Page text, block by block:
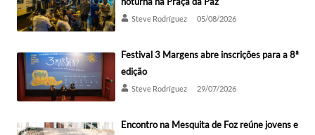
Steve Rodríguez 05/08/2026
Festival 3 Margens abre inscrições para a 8ª
edição
Steve Rodríguez 29/07/2026
Encontro na Mesquita de Foz reúne jovens e